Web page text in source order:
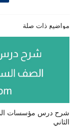
مواضيع ذات صلة
شرح درس مؤسسات
الثاني